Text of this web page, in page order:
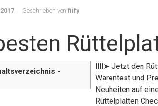
Geschrieben von fiify
-
llll➤ Jetzt den
Warentest und
Neuheiten auf
Rüttelplatten